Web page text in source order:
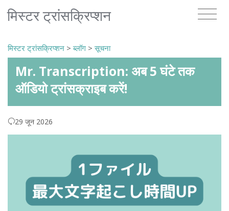
मिस्टर ट्रांसक्रिप्शन
मिस्टर ट्रांसक्रिप्शन >ब्लॉग >सूचना
Mr. Transcription: अब 5 घंटे तक
ऑडियो ट्रांसक्राइब करें!
29 जून 2026